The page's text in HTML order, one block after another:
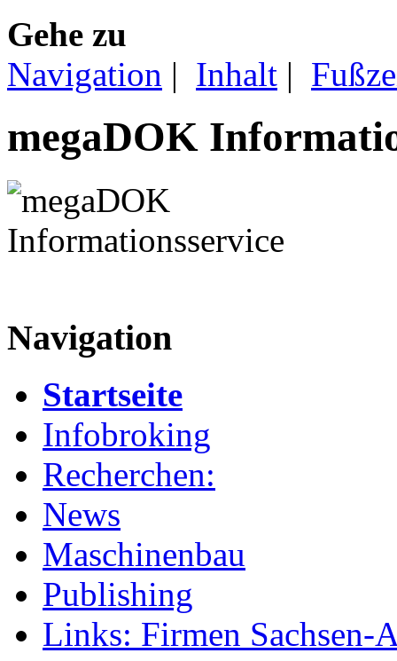
Gehe zu
Navigation | Inhalt |
megaDOK
Navigation
Startseite
Infobroking
Recherchen:
News
Maschinenbau
Publishing
Links: Firmen Sachsen-